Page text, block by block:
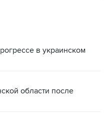
в украинском
области после